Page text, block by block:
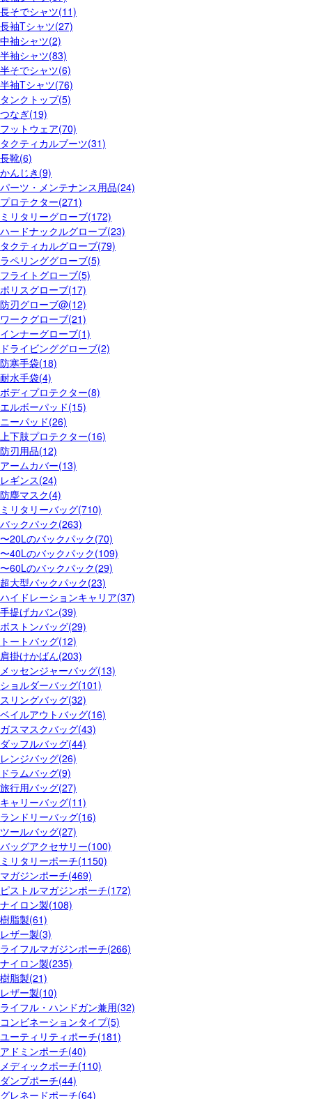
長そでシャツ(11)
長袖Tシャツ(27)
中袖シャツ(2)
半袖シャツ(83)
半そでシャツ(6)
半袖Tシャツ(76)
タンクトップ(5)
つなぎ(19)
フットウェア(70)
タクティカルブーツ(31)
長靴(6)
かんじき(9)
パーツ・メンテナンス用品(24)
プロテクター(271)
ミリタリーグローブ(172)
ハードナックルグローブ(23)
タクティカルグローブ(79)
ラペリンググローブ(5)
フライトグローブ(5)
ポリスグローブ(17)
防刃グローブ@(12)
ワークグローブ(21)
インナーグローブ(1)
ドライビンググローブ(2)
防寒手袋(18)
耐水手袋(4)
ボディプロテクター(8)
エルボーパッド(15)
ニーパッド(26)
上下肢プロテクター(16)
防刃用品(12)
アームカバー(13)
レギンス(24)
防塵マスク(4)
ミリタリーバッグ(710)
バックパック(263)
〜20Lのバックパック(70)
〜40Lのバックパック(109)
〜60Lのバックパック(29)
超大型バックパック(23)
ハイドレーションキャリア(37)
手提げカバン(39)
ボストンバッグ(29)
トートバッグ(12)
肩掛けかばん(203)
メッセンジャーバッグ(13)
ショルダーバッグ(101)
スリングバッグ(32)
ベイルアウトバッグ(16)
ガスマスクバッグ(43)
ダッフルバッグ(44)
レンジバッグ(26)
ドラムバッグ(9)
旅行用バッグ(27)
キャリーバッグ(11)
ランドリーバッグ(16)
ツールバッグ(27)
バッグアクセサリー(100)
ミリタリーポーチ(1150)
マガジンポーチ(469)
ピストルマガジンポーチ(172)
ナイロン製(108)
樹脂製(61)
レザー製(3)
ライフルマガジンポーチ(266)
ナイロン製(235)
樹脂製(21)
レザー製(10)
ライフル・ハンドガン兼用(32)
コンビネーションタイプ(5)
ユーティリティポーチ(181)
アドミンポーチ(40)
メディックポーチ(110)
ダンプポーチ(44)
グレネードポーチ(64)